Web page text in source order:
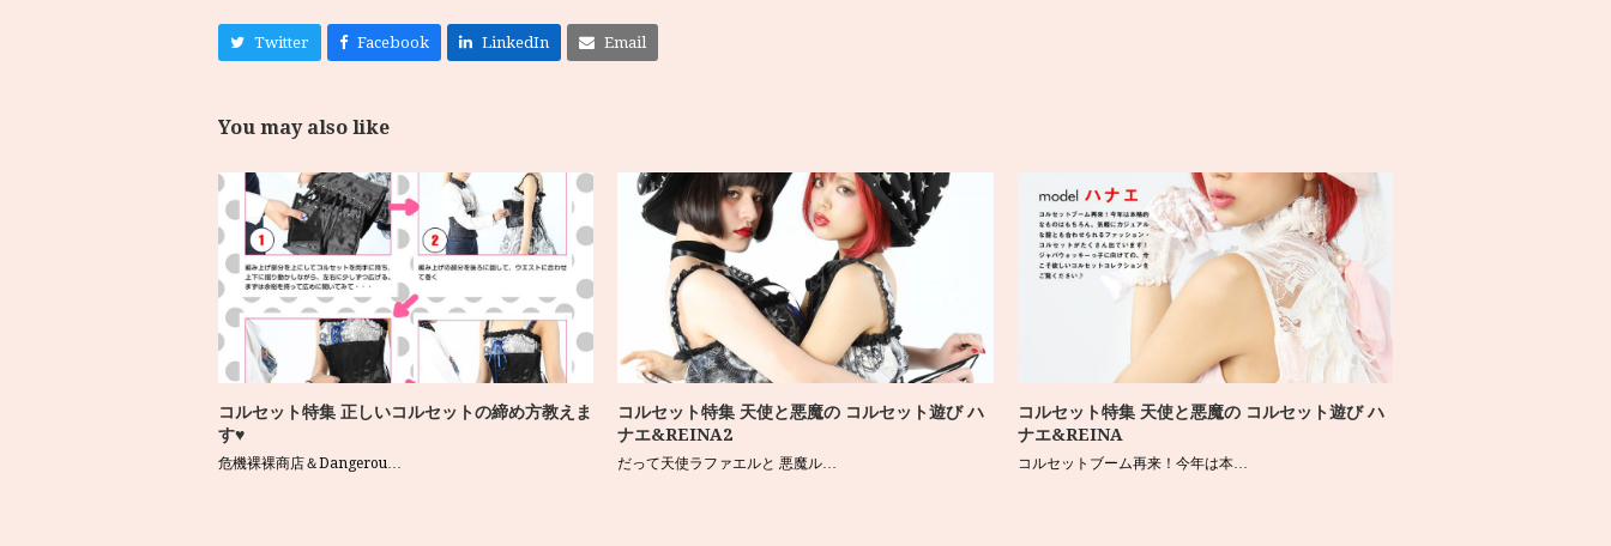
Twitter Facebook LinkedIn Email
You may also like
コルセット特集 正しいコルセットの締め方教えま
す♥
危機裸裸商店＆Dangerou…
コルセット特集 天使と悪魔の コルセット遊び ハ
ナエ&REINA2
だって天使ラファエルと 悪魔ル…
コルセット特集 天使と悪魔の コルセット遊び ハ
ナエ&REINA
コルセットブーム再来！今年は本…